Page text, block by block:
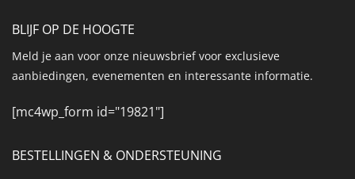
BESTELLINGEN & ONDERSTEUNING
BLIJF OP DE HOOGTE
Meld je aan voor onze nieuwsbrief voor exclusieve
aanbiedingen, evenementen en interessante informatie.
[mc4wp_form id="19821"]